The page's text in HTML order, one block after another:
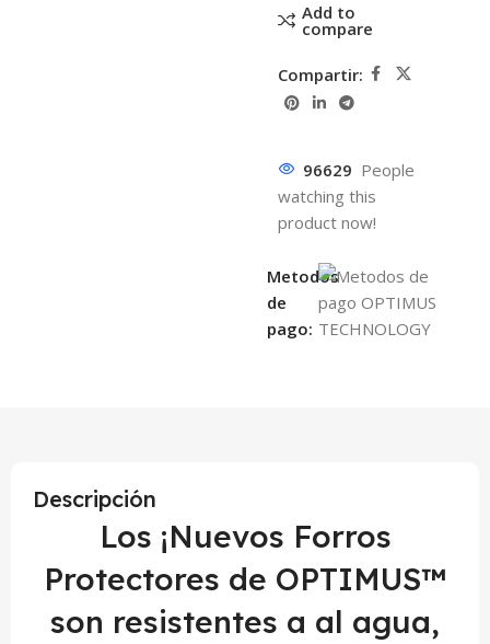
Add to
compare
Compartir:
96629 People
watching this
product now!
Metodos
de
pago:
Descripción
Los ¡Nuevos Forros
Protectores de OPTIMUS™
son resistentes a al agua,